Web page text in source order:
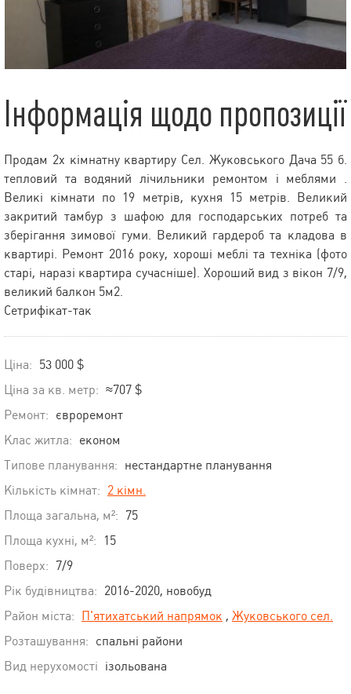
Інформація щодо пропозиції
Продам 2х кімнатну квартиру Сел. Жуковського Дача 55 б.
тепловий та водяний лічильники ремонтом і меблями .
Великі кімнати по 19 метрів, кухня 15 метрів. Великий
закритий тамбур з шафою для господарських потреб та
зберігання зимової гуми. Великий гардероб та кладова в
квартирі. Ремонт 2016 року, хороші меблі та техніка (фото
старі, наразі квартира сучасніше). Хороший вид з вікон 7/9,
великий балкон 5м2.
Сетрифікат-так
Ціна: 53 000 $
Ціна за кв. метр: ≈707 $
Ремонт: євроремонт
Клас житла: економ
Типове планування: нестандартне планування
Кількість кімнат: 2 кімн.
Площа загальна, м²: 75
Площа кухні, м²:
15
Поверх: 7/9
Рік будівництва: 2016-2020, новобуд
Район міста: П'ятихатський напрямок , Жуковського сел.
Розташування: спальні райони
Вид нерухомості ізольована